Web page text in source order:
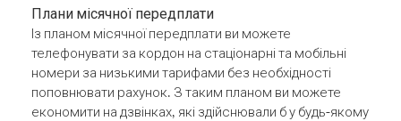
Плани місячної передплати
Із планом місячної передплати ви можете
телефонувати за кордон на стаціонарні та мобільні
номери за низькими тарифами без необхідності
поповнювати рахунок. З таким планом ви можете
економити на дзвінках, які здійснювали б у будь-якому